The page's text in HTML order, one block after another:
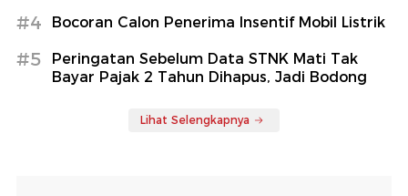
#4 Bocoran Calon Penerima Insentif Mobil Listrik
#5
Peringatan Sebelum Data STNK Mati Tak
Bayar Pajak 2 Tahun Dihapus, Jadi Bodong
Lihat Selengkapnya